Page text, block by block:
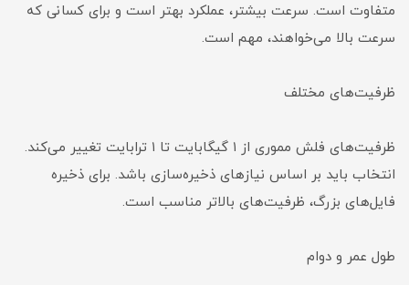
متفاوت است. سرعت بیشتر، عملکرد بهتر است و برای کسانی که
سرعت بالا می‌خواهند، مهم است.
ظرفیت‌های مختلف
ظرفیت‌های فلش مموری از ۱ گیگابایت تا ۱ ترابایت تغییر می‌کند.
انتخاب باید بر اساس نیازهای ذخیره‌سازی باشد. برای ذخیره
فایل‌های بزرگ، ظرفیت‌های بالاتر مناسب است.
طول عمر و دوام